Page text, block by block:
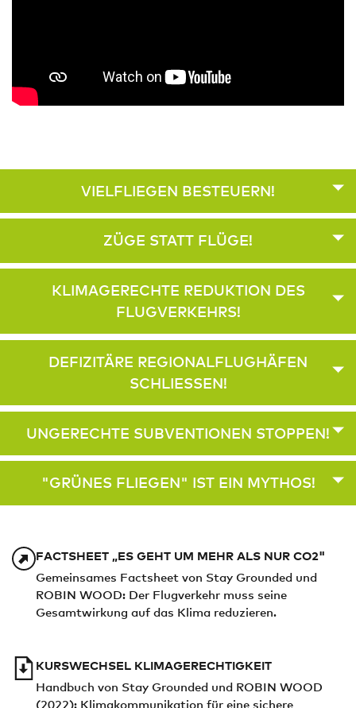
VIELFLIEGEN BESTEUERN!
ZÜGE STATT FLÜGE!
KLIMAGERECHTE REDUKTION DES
FLUGVERKEHRS!
DEFIZITÄRE REGIONALFLUGHÄFEN
SCHLIESSEN!
UNGERECHTE SUBVENTIONEN STOPPEN!
"GRÜNES FLIEGEN" IST EIN MYTHOS!
FACTSHEET „ES GEHT UM MEHR ALS NUR CO2"
Gemeinsames Factsheet von Stay Grounded und
ROBIN WOOD: Der Flugverkehr muss seine
Gesamtwirkung auf das Klima reduzieren.
KURSWECHSEL KLIMAGERECHTIGKEIT
Handbuch von Stay Grounded und ROBIN WOOD
(2022): Klimakommunikation für eine sichere